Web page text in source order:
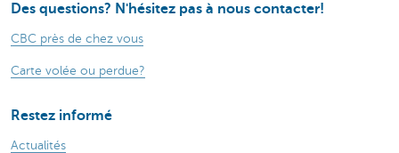
Des questions? N'hésitez pas à nous contacter!
CBC près de chez vous
Carte volée ou perdue?
Restez informé
Actualités